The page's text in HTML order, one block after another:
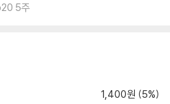
5주
1,400원 (5%)